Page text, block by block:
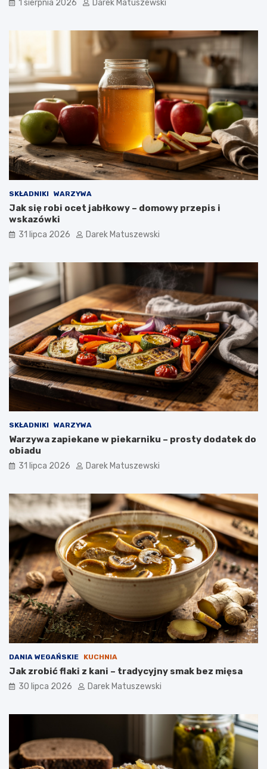
1 sierpnia 2026 Darek Matuszewski
SKŁADNIKI WARZYWA
Jak się robi ocet jabłkowy – domowy przepis i
wskazówki
31 lipca 2026 Darek Matuszewski
SKŁADNIKI WARZYWA
Warzywa zapiekane w piekarniku – prosty dodatek do
obiadu
31 lipca 2026 Darek Matuszewski
DANIA WEGAŃSKIE KUCHNIA
Jak zrobić flaki z kani – tradycyjny smak bez mięsa
30 lipca 2026 Darek Matuszewski